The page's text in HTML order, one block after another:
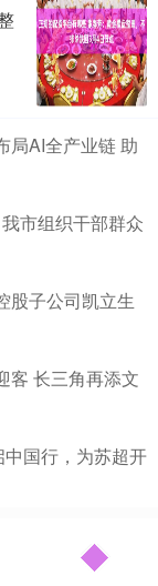
局AI全产业链 助
市组织干部群众
股子公司凯立生
客 长三角再添文
国行，为苏超开